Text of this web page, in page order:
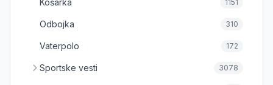
Košarka 1151
Odbojka 310
Vaterpolo 172
Sportske vesti 3078